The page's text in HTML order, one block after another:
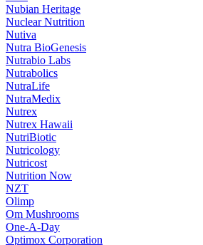
Nubian Heritage
Nuclear Nutrition
Nutiva
Nutra BioGenesis
Nutrabio Labs
Nutrabolics
NutraLife
NutraMedix
Nutrex
Nutrex Hawaii
NutriBiotic
Nutricology
Nutricost
Nutrition Now
NZT
Olimp
Om Mushrooms
One-A-Day
Optimox Corporation